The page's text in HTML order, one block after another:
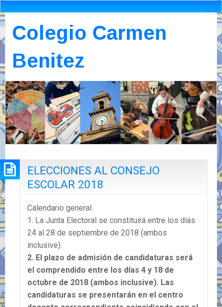
Colegio Carmen
Benitez
ELECCIONES AL CONSEJO
ESCOLAR 2018
Calendario general.
1. La Junta Electoral se constituirá entre los días
24 al 28 de septiembre de 2018 (ambos
inclusive).
2. El plazo de admisión de candidaturas será
el comprendido entre los días 4 y 18 de
octubre de 2018 (ambos inclusive). Las
candidaturas se presentarán en el centro